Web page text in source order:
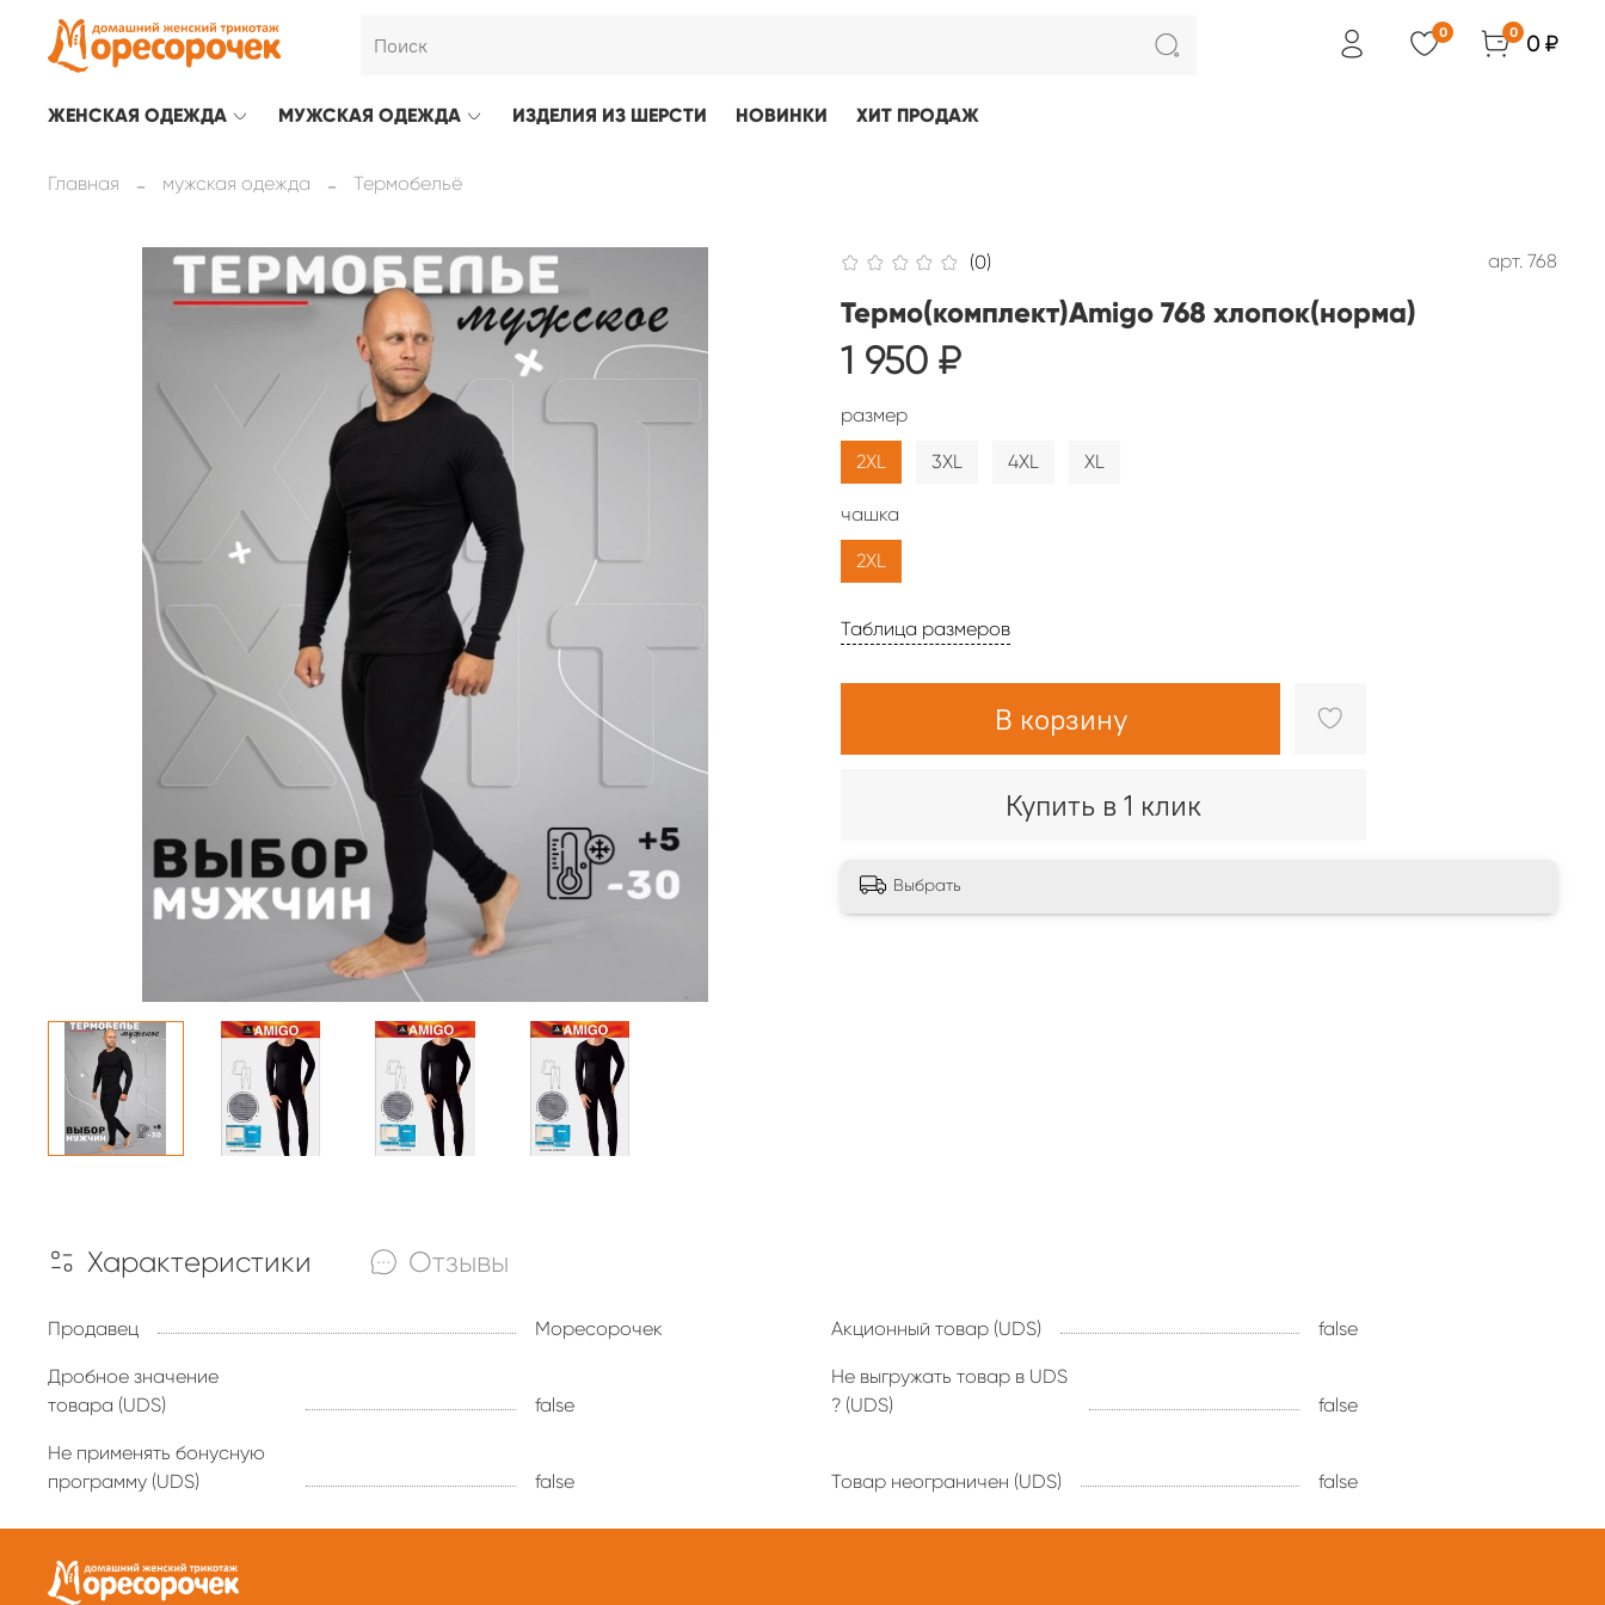
0 0
0 ₽
ЖЕНСКАЯ ОДЕЖДА МУЖСКАЯ ОДЕЖДА ИЗДЕЛИЯ ИЗ ШЕРСТИ НОВИНКИ ХИТ ПРОДАЖ
Главная мужская одежда Термобельё
(0) арт. 768
Термо(комплект)Amigo 768 хлопок(норма)
1 950 ₽
Таблица размеров
В корзину
Купить в 1 клик
размер
2XL 3XL 4XL XL
чашка
2XL
Выбрать
Характеристики Отзывы
Продавец Моресорочек Акционный товар (UDS) false
Дробное значение
товара (UDS)
false
Не выгружать товар в UDS
? (UDS)
false
Не применять бонусную
программу (UDS)
false Товар неограничен (UDS) false